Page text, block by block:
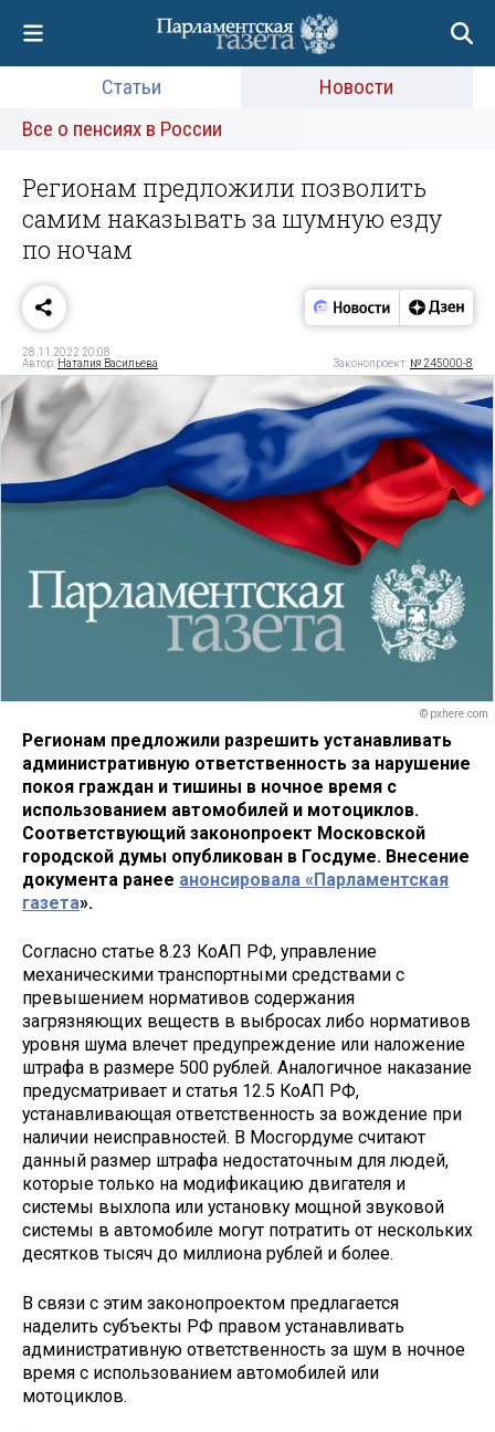
Статьи
Новости
Все о пенсиях в России
Регионам предложили позволить
самим наказывать за шумную езду
по ночам
28.11.2022 20:08
Автор: Наталия Васильева Законопроект: № 245000-8
© pxhere.com
Регионам предложили разрешить устанавливать
административную ответственность за нарушение
покоя граждан и тишины в ночное время с
использованием автомобилей и мотоциклов.
Соответствующий законопроект Московской
городской думы опубликован в Госдуме. Внесение
документа ранее анонсировала «Парламентская
газета».
Согласно статье 8.23 КоАП РФ, управление
механическими транспортными средствами с
превышением нормативов содержания
загрязняющих веществ в выбросах либо нормативов
уровня шума влечет предупреждение или наложение
штрафа в размере 500 рублей. Аналогичное наказание
предусматривает и статья 12.5 КоАП РФ,
устанавливающая ответственность за вождение при
наличии неисправностей. В Мосгордуме считают
данный размер штрафа недостаточным для людей,
которые только на модификацию двигателя и
системы выхлопа или установку мощной звуковой
системы в автомобиле могут потратить от нескольких
десятков тысяч до миллиона рублей и более.
В связи с этим законопроектом предлагается
наделить субъекты РФ правом устанавливать
административную ответственность за шум в ночное
время с использованием автомобилей или
мотоциклов.